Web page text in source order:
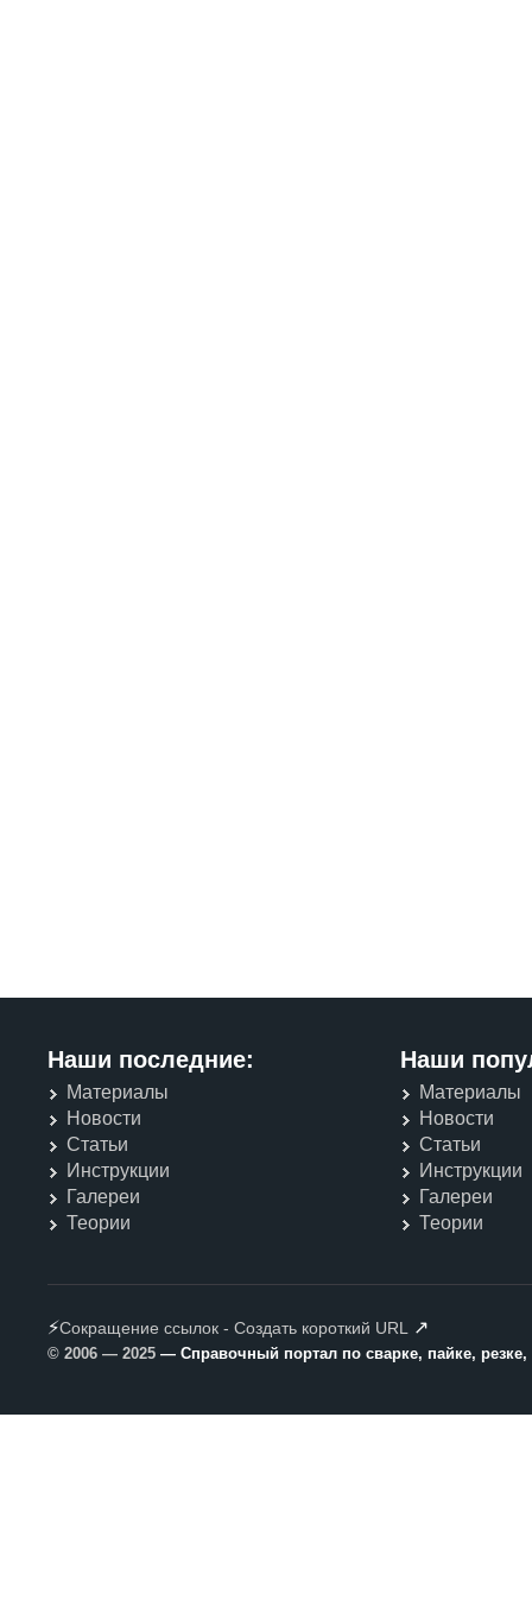
Наши последние:
Материалы
Новости
Статьи
Инструкции
Галереи
Теории
Наши
Материалы
Новости
Статьи
Инструкции
Галереи
Теории
⚡Сокращение ссылок - Создать короткий URL ↗
© 2006 — 2025 — Справочный портал по сварке, пайке,